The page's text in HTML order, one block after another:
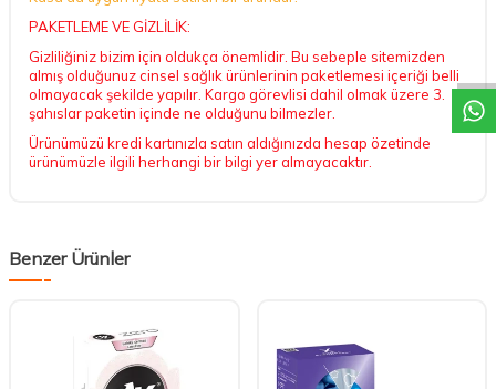
PAKETLEME VE GİZLİLİK:
Gizliliğiniz bizim için oldukça önemlidir. Bu sebeple sitemizden
almış olduğunuz cinsel sağlık ürünlerinin paketlemesi içeriği belli
olmayacak şekilde yapılır. Kargo görevlisi dahil olmak üzere 3.
şahıslar paketin içinde ne olduğunu bilmezler.
Ürünümüzü kredi kartınızla satın aldığınızda hesap özetinde
ürünümüzle ilgili herhangi bir bilgi yer almayacaktır.
Benzer Ürünler